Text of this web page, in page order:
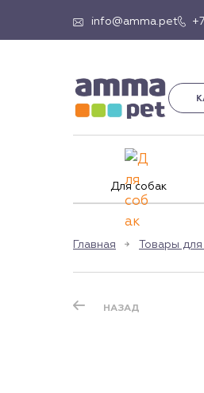
info@amma.pet
Для собак
Главная Товары для
НАЗАД